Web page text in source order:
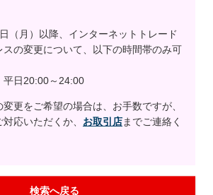
（月）以降、インターネットトレード
スの変更について、以下の時間帯のみ可
平日20:00～24:00
更をご希望の場合は、お手数ですが、
応いただくか、 お取引店までご連絡く
検索へ戻る